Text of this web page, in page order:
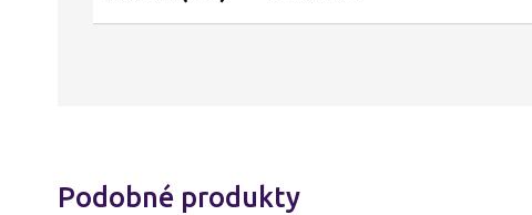
Podobné produkty